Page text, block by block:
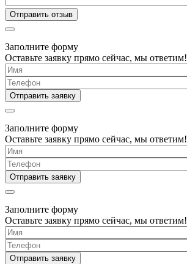
Заполните форму
Оставьте заявку прямо сейчас, мы ответим!
Заполните форму
Оставьте заявку прямо сейчас, мы ответим!
Заполните форму
Оставьте заявку прямо сейчас, мы ответим!